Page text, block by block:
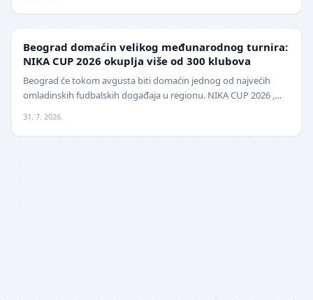
Beograd domaćin velikog međunarodnog turnira:
NIKA CUP 2026 okuplja više od 300 klubova
Beograd će tokom avgusta biti domaćin jednog od najvećih
omladinskih fudbalskih događaja u regionu. NIKA CUP 2026 ,
31. 7. 2026.